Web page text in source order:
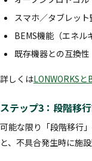
スマホ／タブレット
BEMS機能（エネル
既存機器との互換性
詳しくはLONWORKS
ステップ3：段階移
可能な限り「段階移行
と、不具合発生時に施